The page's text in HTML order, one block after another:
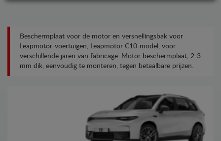
Beschermplaat voor de motor en versnellingsbak voor
Leapmotor-voertuigen, Leapmotor C10-model, voor
verschillende jaren van fabricage. Motor beschermplaat, 2-3
mm dik, eenvoudig te monteren, tegen betaalbare prijzen.